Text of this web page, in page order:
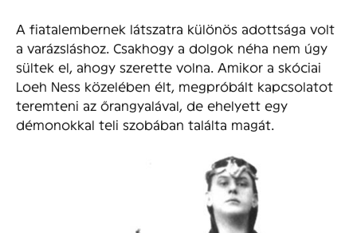
A fiatalembernek látszatra különös adottsága volt
a varázsláshoz. Csakhogy a dolgok néha nem úgy
sültek el, ahogy szerette volna. Amikor a skóciai
Loeh Ness közelében élt, megpróbált kapcsolatot
teremteni az őrangyalával, de ehelyett egy
démonokkal teli szobában találta magát.